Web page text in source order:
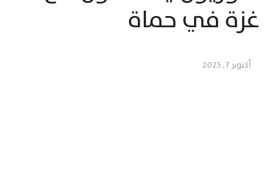
غزة في حماة
أكتوبر 7, 2025